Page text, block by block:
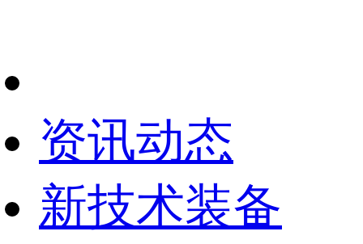
资讯动态
新技术装备